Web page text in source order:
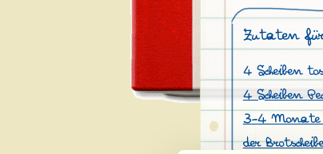
Zutaten
4 Scheiben
4 Scheiben
3-4 Monate
der